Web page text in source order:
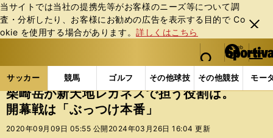
当サイトでは当社の提携先等がお客様のニーズ等について調
査・分析したり、お客様にお勧めの広告を表⽰する⽬的で Co
okie を使⽤する場合があります。詳しくはこちら
閉じ
る
web Sportiva (webスポルティーバ)
検索
マイペ
ー
ジ
メニュ
サッカー 競馬 ゴルフ その他球技 その他競技 モー
ス
ポ
ル
サッカーの記事一覧 海外サッカー 海外サッカー
柴崎岳が新天地レガネスで担う役割は。
開幕戦は「ぶっつけ本番」
2020年09月09日 05:55 公開 2024年03月26日 16:04 更新